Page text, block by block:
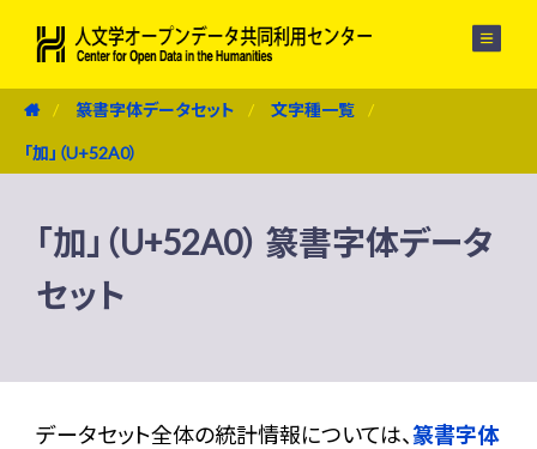
篆書字体データセット 文字種一覧
「加」（U+52A0）
「加」（U+52A0） 篆書字体データ
セット
データセット全体の統計情報については、篆書字体